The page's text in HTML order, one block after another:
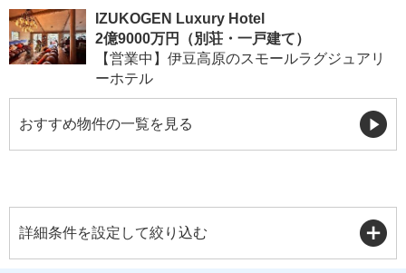
IZUKOGEN Luxury Hotel
2億9000万円（別荘・一戸建て）
【営業中】伊豆高原のスモールラグジュアリ
ーホテル
おすすめ物件の一覧を見る
詳細条件を設定して絞り込む